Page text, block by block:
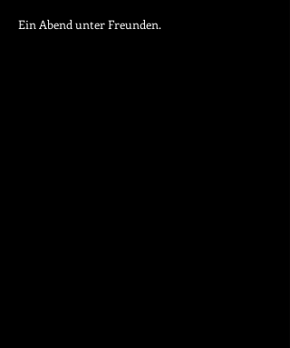
Ein Abend unter Freunden.